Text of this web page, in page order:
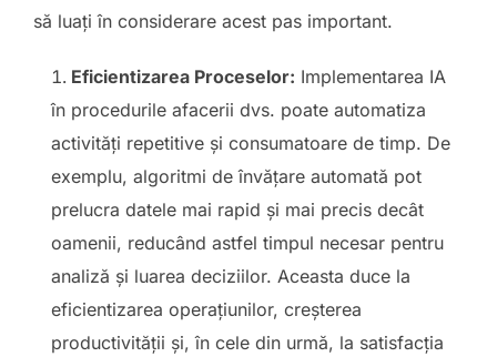
să luați în considerare acest pas important.
Eficientizarea Proceselor: Implementarea IA
în procedurile afacerii dvs. poate automatiza
activități repetitive și consumatoare de timp. De
exemplu, algoritmi de învățare automată pot
prelucra datele mai rapid și mai precis decât
oamenii, reducând astfel timpul necesar pentru
analiză și luarea deciziilor. Aceasta duce la
eficientizarea operațiunilor, creșterea
productivității și, în cele din urmă, la satisfacția